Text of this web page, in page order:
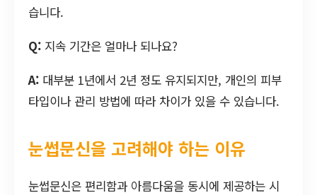
습니다.
Q: 지속 기간은 얼마나 되나요?
A: 대부분 1년에서 2년 정도 유지되지만, 개인의 피부
타입이나 관리 방법에 따라 차이가 있을 수 있습니다.
눈썹문신을 고려해야 하는 이유
눈썹문신은 편리함과 아름다움을 동시에 제공하는 시